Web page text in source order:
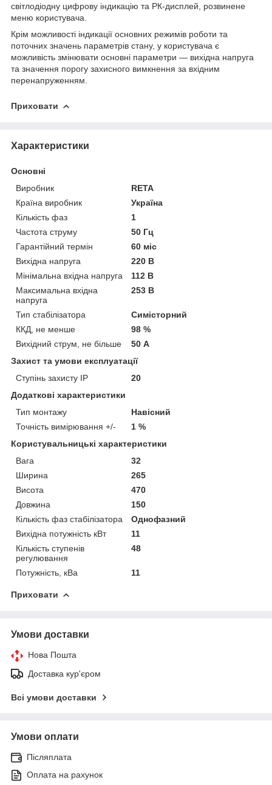
світлодіодну цифрову індикацію та РК-дисплей, розвинене
меню користувача.
Крім можливості індикації основних режимів роботи та
поточних значень параметрів стану, у користувача є
можливість змінювати основні параметри — вихідна напруга
та значення порогу захисного вимкнення за вхідним
перенапруженням.
Приховати
Характеристики
Основні
Виробник
RETA
Країна виробник
Україна
Кількість фаз
1
Частота струму
50 Гц
Гарантійний термін
60 міс
Вихідна напруга
220 В
Мінімальна вхідна напруга
112 В
Максимальна вхідна
напруга
253 В
Тип стабілізатора
Симісторний
ККД, не менше
98 %
Вихідний струм, не більше
50 А
Захист та умови експлуатації
Ступінь захисту IP
20
Додаткові характеристики
Тип монтажу
Навісний
Точність вимірювання +/-
1 %
Користувальницькі характеристики
Вага
32
Ширина
265
Висота
470
Довжина
150
Кількість фаз стабілізатора
Однофазний
Вихідна потужність кВт
11
Кількість ступенів
регулювання
48
Потужність, кВа 11
Приховати
Умови доставки
Нова Пошта
Доставка кур'єром
Всі умови доставки
Умови оплати
Післяплата
Оплата на рахунок